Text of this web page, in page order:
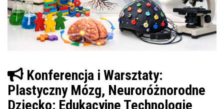
Konferencja i Warsztaty:
Plastyczny Mózg, Neuroróżnorodne
Dziecko: Edukacyjne Technologie